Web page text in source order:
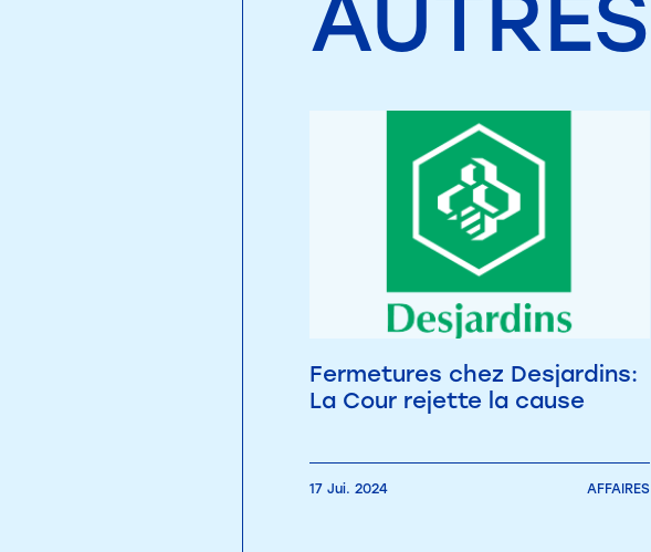
AUTRES
Fermetures chez Desjardins:
La Cour rejette la cause
17 Jui. 2024 AFFAIRES